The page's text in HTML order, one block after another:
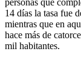
14 días la tasa fue
mientras que en
hace más de
mil habitantes.